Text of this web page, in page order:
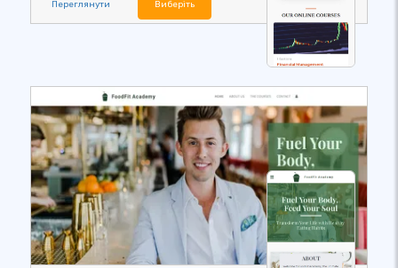
Переглянути Виберіть